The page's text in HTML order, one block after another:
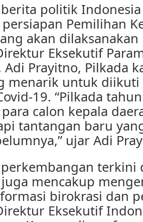
politik
Pemilihan
akan
Eksekutif
Adi Prayitno, Pilkada
menarik untuk
19. “Pilkada
calon kepala
tantangan baru
ujar Adi
mencakup
birokrasi dan
Eksekutif